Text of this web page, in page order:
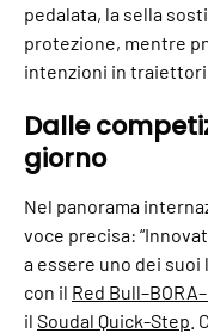
pedalata, la sella
protezione, mentre
intenzioni in
Dalle
giorno
Nel panorama
voce precisa:
a essere uno dei
con il Red
il Soudal Quick-Step